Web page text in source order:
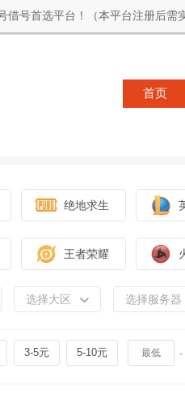
借号首选平台！（本平台注册后需
首页
绝地求生
王者荣耀
选择大区 选择服务器
3-5元 5-10元 -